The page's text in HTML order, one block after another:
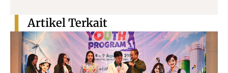
Artikel Terkait